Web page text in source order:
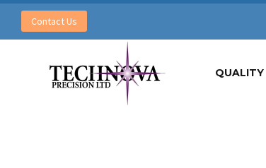
Contact Us
QUALITY